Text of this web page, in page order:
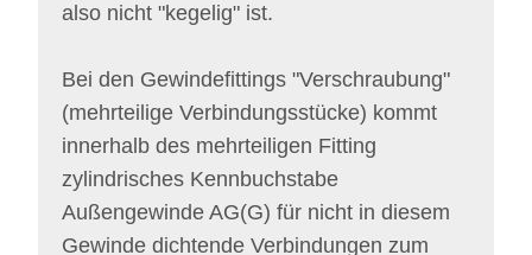
also nicht "kegelig" ist.
Bei den Gewindefittings "Verschraubung"
(mehrteilige Verbindungsstücke) kommt
innerhalb des mehrteiligen Fitting
zylindrisches Kennbuchstabe
Außengewinde AG(G) für nicht in diesem
Gewinde dichtende Verbindungen zum